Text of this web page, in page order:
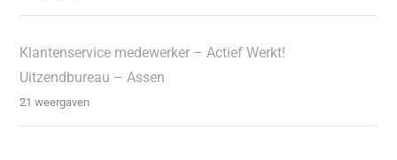
Klantenservice medewerker – Actief Werkt!
Uitzendbureau – Assen
21 weergaven